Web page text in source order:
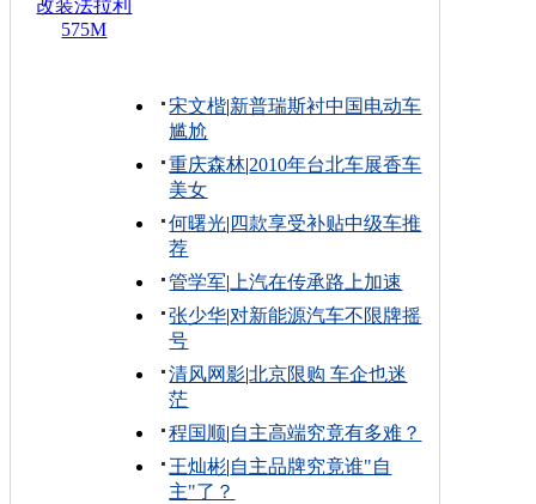
改装法拉利
575M
宋文楷|新普瑞斯衬中国电动车
尴尬
重庆森林|2010年台北车展香车
美女
何曙光| 四款享受补贴中级车推
荐
管学军| 上汽在传承路上加速
张少华|对新能源汽车不限牌摇
号
清风网影|北京限购 车企也迷
茫
程国顺|自主高端究竟有多难？
王灿彬|自主品牌究竟谁"自
主"了？